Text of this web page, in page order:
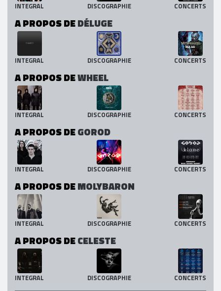
INTEGRAL DISCOGRAPHIE CONCERTS
A PROPOS DEDÉLUGE
INTEGRAL DISCOGRAPHIE CONCERTS
A PROPOS DEWHEEL
INTEGRAL DISCOGRAPHIE CONCERTS
A PROPOS DEGOROD
INTEGRAL DISCOGRAPHIE CONCERTS
A PROPOS DEMOLYBARON
INTEGRAL DISCOGRAPHIE CONCERTS
A PROPOS DECELESTE
INTEGRAL DISCOGRAPHIE CONCERTS